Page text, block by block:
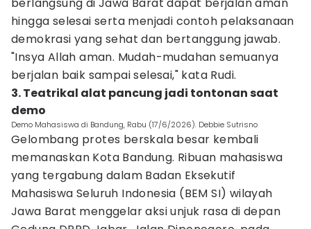
hingga selesai serta menjadi contoh pelaksanaan
demokrasi yang sehat dan bertanggung jawab.
"Insya Allah aman. Mudah-mudahan semuanya
berjalan baik sampai selesai," kata Rudi.
3. Teatrikal alat pancung jadi tontonan saat
demo
Demo Mahasiswa di Bandung, Rabu (17/6/2026). Debbie Sutrisno
Gelombang protes berskala besar kembali
memanaskan Kota Bandung. Ribuan mahasiswa
yang tergabung dalam Badan Eksekutif
Mahasiswa Seluruh Indonesia (BEM SI) wilayah
Jawa Barat menggelar aksi unjuk rasa di depan